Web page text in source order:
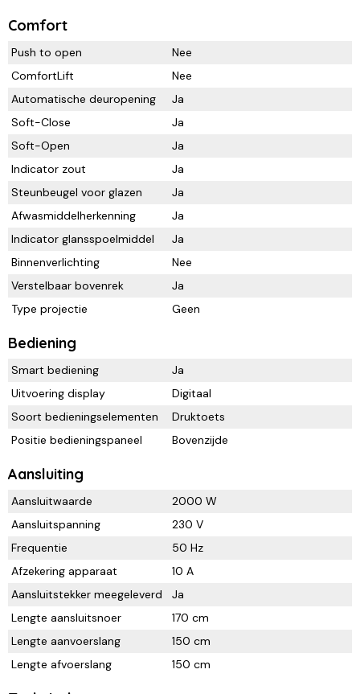
Comfort
Push to open
Nee
ComfortLift
Nee
Automatische deuropening
Ja
Soft-Close
Ja
Soft-Open
Ja
Indicator zout
Ja
Steunbeugel voor glazen
Ja
Afwasmiddelherkenning
Ja
Indicator glansspoelmiddel
Ja
Binnenverlichting
Nee
Verstelbaar bovenrek
Ja
Type projectie
Geen
Bediening
Smart bediening
Ja
Uitvoering display
Digitaal
Soort bedieningselementen
Druktoets
Positie bedieningspaneel
Bovenzijde
Aansluiting
Aansluitwaarde
2000 W
Aansluitspanning
230 V
Frequentie
50 Hz
Afzekering apparaat
10 A
Aansluitstekker meegeleverd
Ja
Lengte aansluitsnoer
170 cm
Lengte aanvoerslang
150 cm
Lengte afvoerslang
150 cm